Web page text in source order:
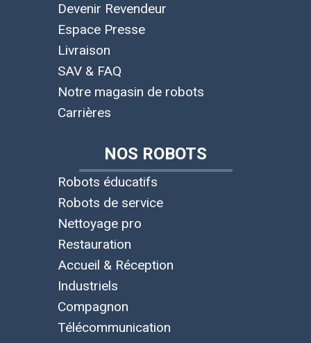
Devenir Revendeur
Espace Presse
Livraison
SAV & FAQ
Notre magasin de robots
Carrières
NOS ROBOTS
Robots éducatifs
Robots de service
Nettoyage pro
Restauration
Accueil & Réception
Industriels
Compagnon
Télécommunication